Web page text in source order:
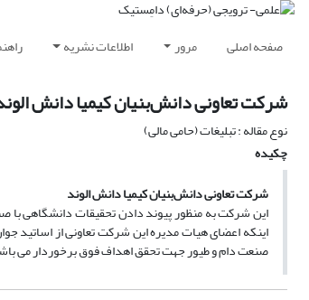
صفحه اصلی مرور اطلاعات نشریه
شرکت تعاونی دانش‌بنیان کیمیا دانش
نوع مقاله : تبلیغات (حامی مالی)
چکیده
شرکت تعاونی دانش‌بنیان کیمیا دانش الوند
اینکه اعضای هیات مدیره این شرکت تعاونی از اساتید
صنعت دام و طیور جهت تحقق اهداف فوق برخوردار می